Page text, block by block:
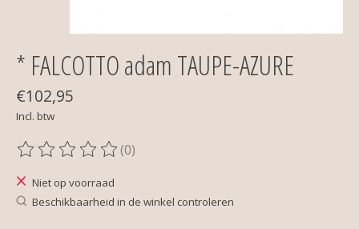
* FALCOTTO adam TAUPE-AZURE
€102,95
Incl. btw
De beoordeling van dit product is
(0)
Niet op voorraad
Beschikbaarheid in de winkel controleren